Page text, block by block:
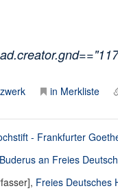
in Merkliste
- Frankfurter
an Freies
Freies Deutsches